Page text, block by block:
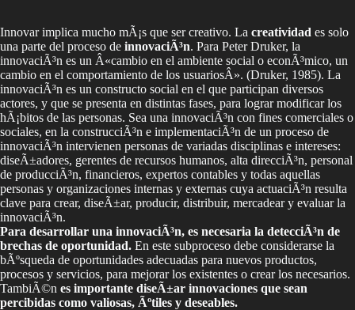
Innovar implica mucho mÃ¡s que ser creativo. La creatividad es solo
una parte del proceso de innovaciÃ³n. Para Peter Druker, la
innovaciÃ³n es un Â«cambio en el ambiente social o econÃ³mico, un
cambio en el comportamiento de los usuariosÂ». (Druker, 1985). La
innovaciÃ³n es un constructo social en el que participan diversos
actores, y que se presenta en distintas fases, para lograr modificar los
hÃ¡bitos de las personas. Sea una innovaciÃ³n con fines comerciales o
sociales, en la construcciÃ³n e implementaciÃ³n de un proceso de
innovaciÃ³n intervienen personas de variadas disciplinas e intereses:
diseÃ±adores, gerentes de recursos humanos, alta direcciÃ³n, personal
de producciÃ³n, financieros, expertos contables y todas aquellas
personas y organizaciones internas y externas cuya actuaciÃ³n resulta
clave para crear, diseÃ±ar, producir, distribuir, mercadear y evaluar la
innovaciÃ³n.
Para desarrollar una innovaciÃ³n, es necesaria la detecciÃ³n de
brechas de oportunidad. En este subproceso debe considerarse la
bÃºsqueda de oportunidades adecuadas para nuevos productos,
procesos y servicios, para mejorar los existentes o crear los necesarios.
TambiÃ©n es importante diseÃ±ar innovaciones que sean
percibidas como valiosas, Ãºtiles y deseables.